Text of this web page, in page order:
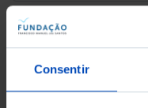
Consentir
DATA DE INÍCIO
DATA DE FIM